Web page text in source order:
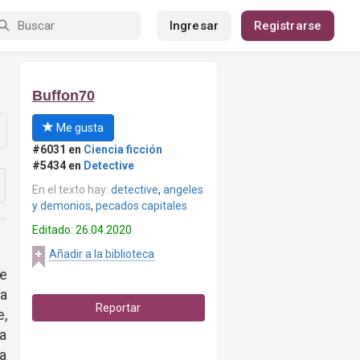
Ingresar Registrarse
Buffon70
Me gusta
#6031 en Ciencia ficción
#5434 en Detective
En el texto hay: detective, angeles
y demonios, pecados capitales
Editado: 26.04.2020
Añadir a la biblioteca
Reportar